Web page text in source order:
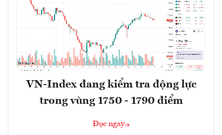
VN-Index đang kiểm tra động lực
trong vùng 1750 - 1790 điểm
Đọc ngay